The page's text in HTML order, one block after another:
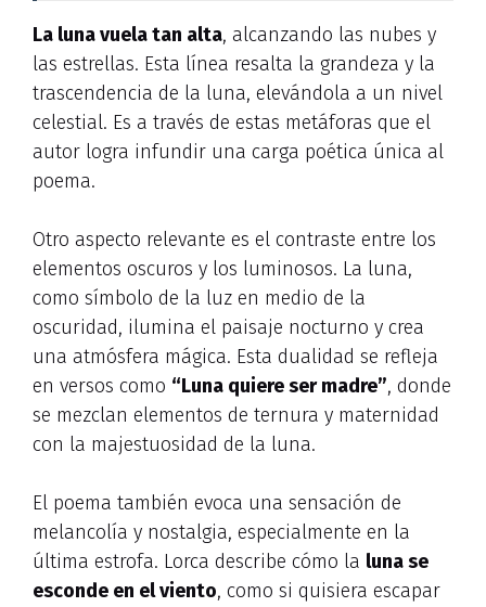
La luna vuela tan alta, alcanzando las nubes y
las estrellas. Esta línea resalta la grandeza y la
trascendencia de la luna, elevándola a un nivel
celestial. Es a través de estas metáforas que el
autor logra infundir una carga poética única al
poema.
Otro aspecto relevante es el contraste entre los
elementos oscuros y los luminosos. La luna,
como símbolo de la luz en medio de la
oscuridad, ilumina el paisaje nocturno y crea
una atmósfera mágica. Esta dualidad se refleja
en versos como “Luna quiere ser madre”, donde
se mezclan elementos de ternura y maternidad
con la majestuosidad de la luna.
El poema también evoca una sensación de
melancolía y nostalgia, especialmente en la
última estrofa. Lorca describe cómo la luna se
esconde en el viento, como si quisiera escapar